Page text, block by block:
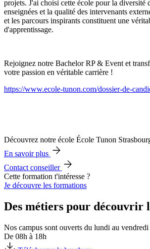
projets. J'ai choisi cette école pour la diversité
enseignées et la qualité des intervenants
et les parcours inspirants constituent une
d'apprentissage.
Rejoignez notre Bachelor RP & Event et
votre passion en véritable carrière !
https://www.ecole-tunon.com/dossier-de-
Découvrez notre école École Tunon
En savoir plus
Contact conseiller
Cette formation t'intéresse ?
Je découvre les formations
Des métiers pour découvrir
Nos campus sont ouverts du lundi au vendredi
De 08h à 18h